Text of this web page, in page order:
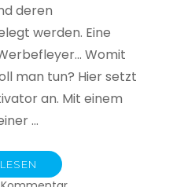
deren
werden. Eine
Womit
man tun? Hier setzt
an. Mit einem
…